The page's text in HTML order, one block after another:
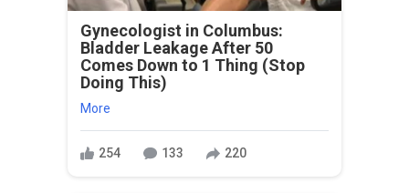
Gynecologist in Columbus:
Bladder Leakage After 50
Comes Down to 1 Thing (Stop
Doing This)
More
254 133 220